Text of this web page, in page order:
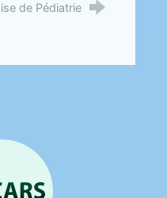
de Pédiatrie